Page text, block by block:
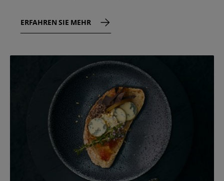
ERFAHREN SIE MEHR